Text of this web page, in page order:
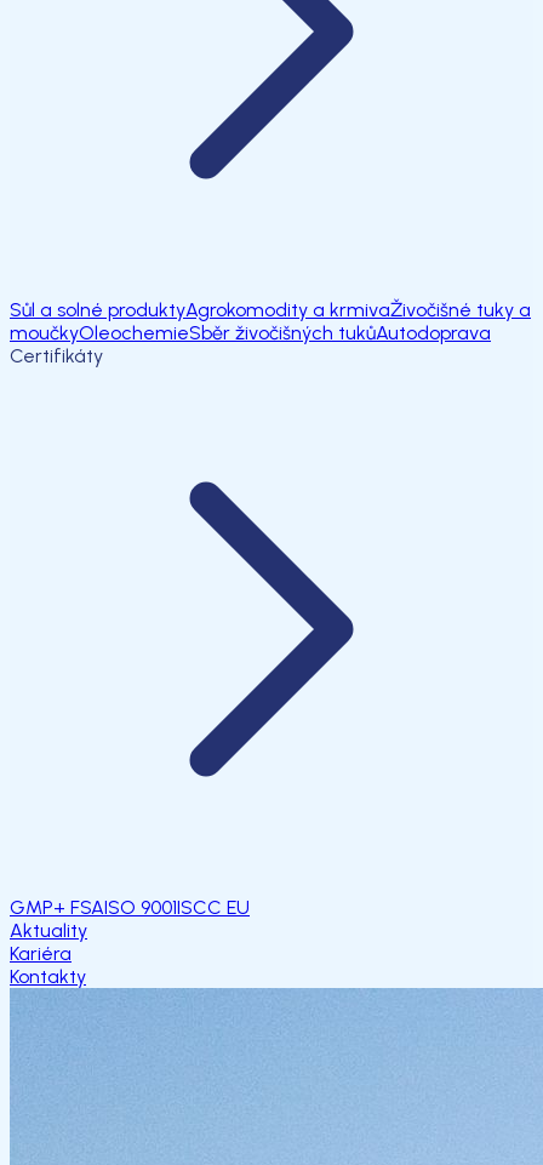
Sůl a solné produktyAgrokomodity a krmivaŽivočišné tuky a
moučkyOleochemieSběr živočišných tukůAutodoprava
Certifikáty
GMP+ FSAISO 9001ISCC EU
Aktuality
Kariéra
Kontakty